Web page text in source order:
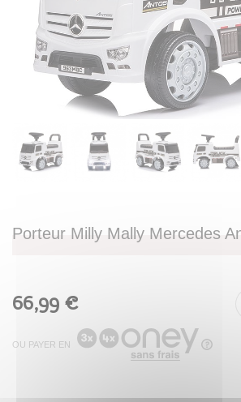
Porteur Milly Mally Mercedes
66,99 €
OU PAYER EN